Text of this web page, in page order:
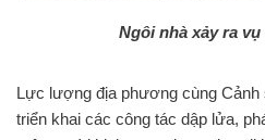
Ngôi nhà xảy ra vụ
Lực lượng địa phương cùng
triển khai các công tác dập lửa,